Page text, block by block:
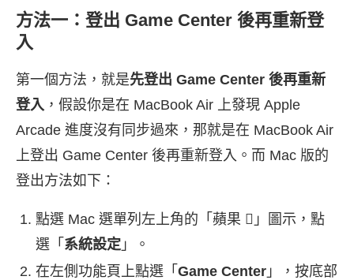
方法一：登出 Game Center 後再重新登
入
第一個方法，就是先登出 Game Center 後再重新
登入 ，假設你是在 MacBook Air 上發現 Apple
Arcade 進度沒有同步過來，那就是在 MacBook Air
上登出 Game Center 後再重新登入。而 Mac 版的
登出方法如下：
點選 Mac 選單列左上角的「蘋果 」圖示，點
選「 系統設定 」。
在左側功能頁上點選「 Game Center 」，按底部